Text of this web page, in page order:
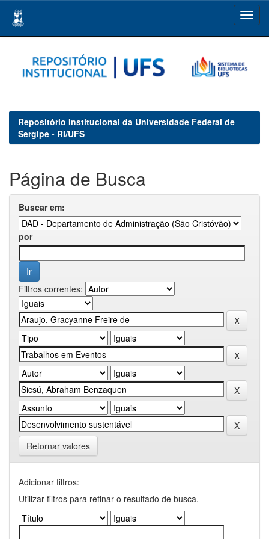
navigation
Repositório Institucional da Universidade Federal de
Sergipe - RI/UFS
Página de Busca
Buscar em:
por
Filtros correntes:
Retornar valores
Adicionar filtros:
Utilizar filtros para refinar o resultado de busca.